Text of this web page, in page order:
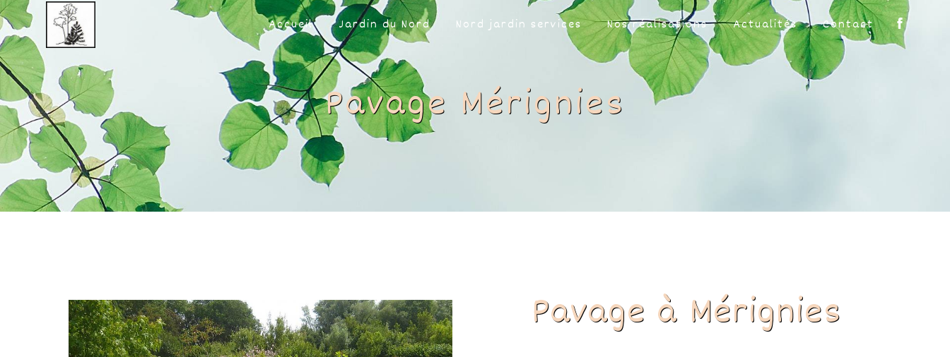
Panneau de gestion des cookies
Accueil Jardin du Nord Nord jardin services Nos réalisations Actualités Contact
Pavage Mérignies
Pavage à Mérignies